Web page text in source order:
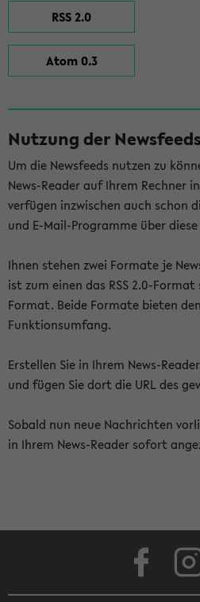
RSS 2.0
Atom 0.3
Nutzung der
Um die Newsfeeds nutzen zu
News-Reader auf Ihrem
verfügen inzwischen auch schon
und E-Mail-Programme über
Ihnen stehen zwei Formate je
ist zum einen das RSS 2.0-
Format. Beide Formate bieten
Funktionsumfang.
Erstellen Sie in Ihrem News-
und fügen Sie dort die URL des
Sobald nun neue Nachrichten
in Ihrem News-Reader sofort